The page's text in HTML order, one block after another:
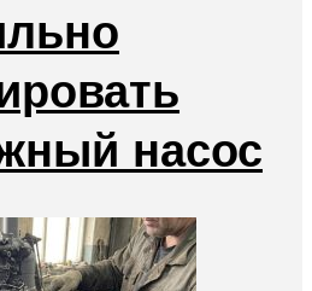
насос